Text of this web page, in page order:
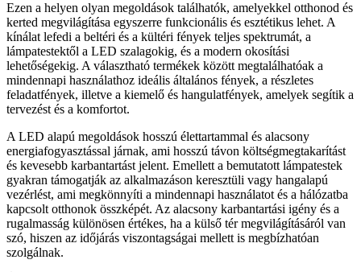
Ezen a helyen olyan megoldások találhatók, amelyekkel otthonod és
kerted megvilágítása egyszerre funkcionális és esztétikus lehet. A
kínálat lefedi a beltéri és a kültéri fények teljes spektrumát, a
lámpatestektől a LED szalagokig, és a modern okosítási
lehetőségekig. A választható termékek között megtalálhatóak a
mindennapi használathoz ideális általános fények, a részletes
feladatfények, illetve a kiemelő és hangulatfények, amelyek segítik a
tervezést és a komfortot.
A LED alapú megoldások hosszú élettartammal és alacsony
energiafogyasztással járnak, ami hosszú távon költségmegtakarítást
és kevesebb karbantartást jelent. Emellett a bemutatott lámpatestek
gyakran támogatják az alkalmazáson keresztüli vagy hangalapú
vezérlést, ami megkönnyíti a mindennapi használatot és a hálózatba
kapcsolt otthonok összképét. Az alacsony karbantartási igény és a
rugalmasság különösen értékes, ha a külső tér megvilágításáról van
szó, hiszen az időjárás viszontagságai mellett is megbízhatóan
szolgálnak.